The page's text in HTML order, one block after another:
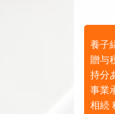
養子
贈与
持分
事業
相続